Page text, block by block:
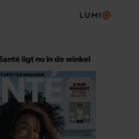
ligt nu in de winkel